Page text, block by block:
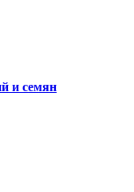
и семян